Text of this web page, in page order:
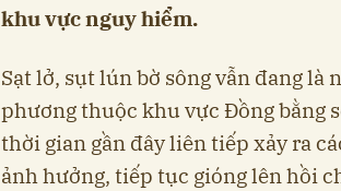
khu vực nguy hiểm.
Sạt lở, sụt lún bờ sông vẫn đang
phương thuộc khu vực Đồng bằng
thời gian gần đây liên tiếp xảy ra
ảnh hưởng, tiếp tục gióng lên hồi